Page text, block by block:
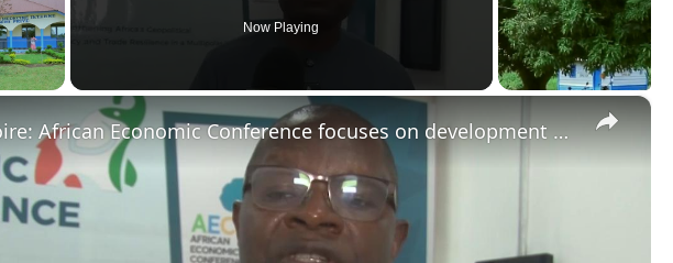
Video
Now Playing
×
Cote d'Ivoire: African Economic Conference focuses on development opportunities in multipolar world.